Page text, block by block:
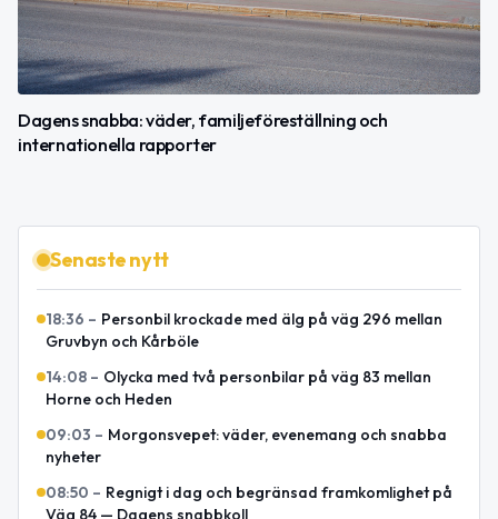
Dagens snabba: väder, familjeföreställning och
internationella rapporter
Senaste nytt
18:36 – Personbil krockade med älg på väg 296 mellan
Gruvbyn och Kårböle
14:08 – Olycka med två personbilar på väg 83 mellan
Horne och Heden
09:03 – Morgonsvepet: väder, evenemang och snabba
nyheter
08:50 – Regnigt i dag och begränsad framkomlighet på